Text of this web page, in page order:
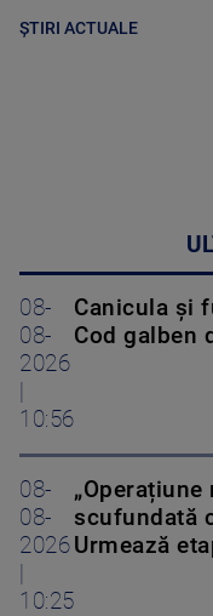
ȘTIRI ACTUALE
08-
08-
2026
|
10:56
Canicula și
Cod galben
08-
08-
2026
|
10:25
scufundată
Urmează